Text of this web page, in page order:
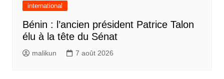
international
Bénin : l’ancien président Patrice Talon
élu à la tête du Sénat
malikun 7 août 2026